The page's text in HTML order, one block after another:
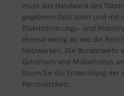
muss das Handwerk des
gegebenenfalls töten und mit
Diskriminierungs- und
ebenso wenig ab wie die
Netzwerken. Die Bundeswehr
Gehorsam und Militarismus
Raum für die Entwicklung der
Persönlichkeit.